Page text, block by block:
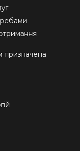
призначена